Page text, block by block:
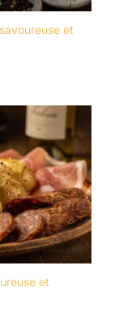
et
et